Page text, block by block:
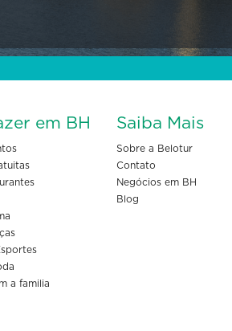
em BH
a familia
Saiba Mais
Sobre a Belotur
Contato
Negócios em BH
Blog